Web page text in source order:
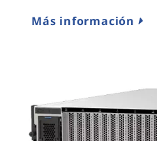
Más información